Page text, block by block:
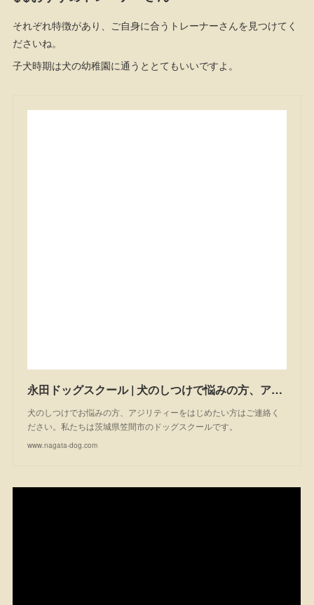
それぞれ特徴があり、ご自身に合うトレーナーさんを見つけてく
ださいね。
子犬時期は犬の幼稚園に通うととてもいいですよ。
永田ドッグスクール | 犬のしつけで悩みの方、アジリティーを始めたい方は一度ご相談ください。私たちは茨城県笠間市のドッグスクールです。
犬のしつけでお悩みの方、アジリティーをはじめたい方はご連絡く
ださい。私たちは茨城県笠間市のドッグスクールです。
www.nagata-dog.com